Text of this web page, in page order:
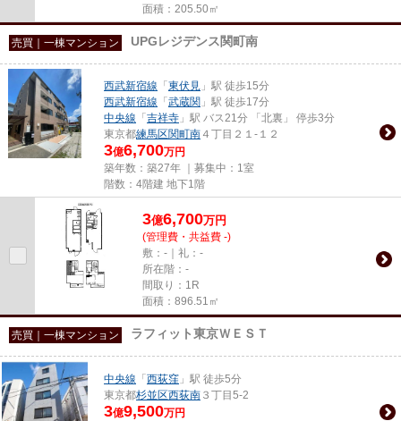
面積：205.50㎡
売買｜一棟マンション UPGレジデンス関町南
西武新宿線 「 東伏見 」駅 徒歩15分
西武新宿線 「 武蔵関 」駅 徒歩17分
中央線 「 吉祥寺 」駅 バス21分 「北裏」 停歩3分
東京都練馬区関町南 ４丁目２１-１２
3億6,700万円
築年数：築27年 ｜募集中： 1室
階数：4階建 地下1階
3億6,700万円
(管理費・共益費 -)
敷：-｜礼：-
所在階：-
間取り：1R
面積：896.51㎡
売買｜一棟マンション ラフィット東京ＷＥＳＴ
中央線 「 西荻窪 」駅 徒歩5分
東京都杉並区西荻南 ３丁目5-2
3億9,500万円